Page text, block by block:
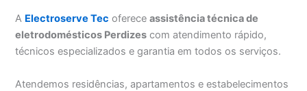
A Electroserve Tec ofereceassistência técnica de
eletrodomésticos Perdizes com atendimento rápido,
técnicos especializados e garantia em todos os serviços.
Atendemos residências, apartamentos e estabelecimentos